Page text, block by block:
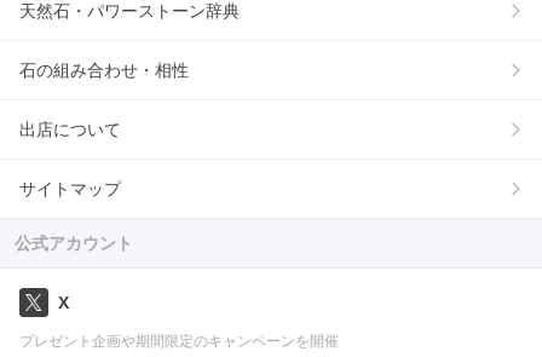
天然石・パワーストーン辞典
石の組み合わせ・相性
出店について
サイトマップ
公式アカウント
X
プレゼント企画や期間限定のキャンペーンを開催